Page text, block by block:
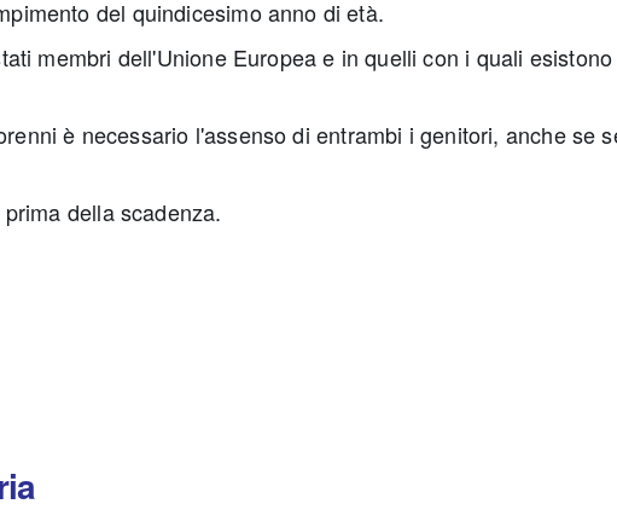
del quindicesimo anno di età.
membri dell'Unione Europea e in quelli con i quali
è necessario l'assenso di entrambi i genitori, anche se
della scadenza.